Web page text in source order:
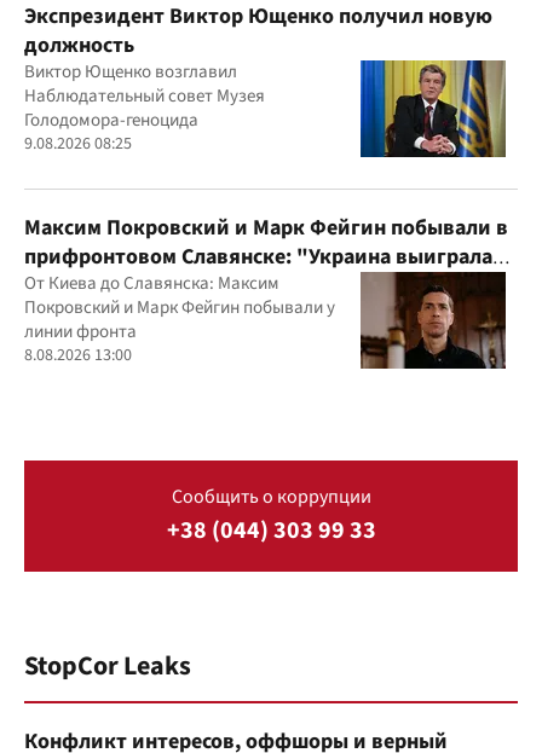
Экспрезидент Виктор Ющенко получил новую
должность
Виктор Ющенко возглавил
Наблюдательный совет Музея
Голодомора-геноцида
9.08.2026 08:25
Максим Покровский и Марк Фейгин побывали в
прифронтовом Славянске: "Украина выиграла
эту войну"
От Киева до Славянска: Максим
Покровский и Марк Фейгин побывали у
линии фронта
8.08.2026 13:00
Сообщить о коррупции
+38 (044) 303 99 33
StopCor Leaks
Конфликт интересов, оффшоры и верный